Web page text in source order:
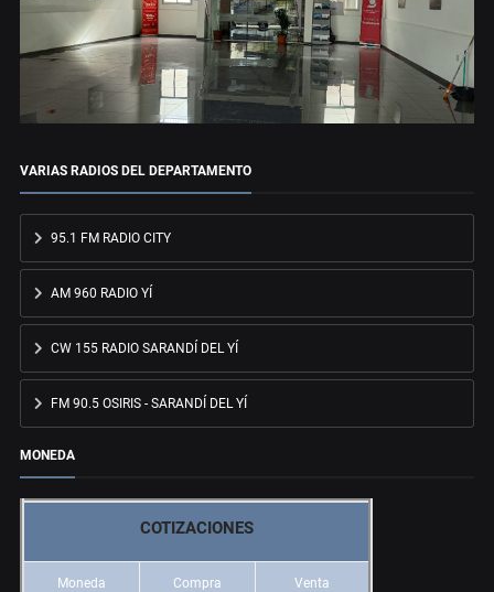
VARIAS RADIOS DEL DEPARTAMENTO
95.1 FM RADIO CITY
AM 960 RADIO YÍ
CW 155 RADIO SARANDÍ DEL YÍ
FM 90.5 OSIRIS - SARANDÍ DEL YÍ
MONEDA
COTIZACIONES
Moneda Compra Venta